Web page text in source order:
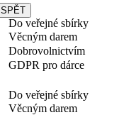
Do veřejné sbírky
Věcným darem
Dobrovolnictvím
GDPR pro dárce
Do veřejné sbírky
Věcným darem